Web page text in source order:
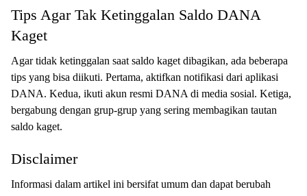
Tips Agar Tak Ketinggalan Saldo DANA
Kaget
Agar tidak ketinggalan saat saldo kaget dibagikan, ada beberapa
tips yang bisa diikuti. Pertama, aktifkan notifikasi dari aplikasi
DANA. Kedua, ikuti akun resmi DANA di media sosial. Ketiga,
bergabung dengan grup-grup yang sering membagikan tautan
saldo kaget.
Disclaimer
Informasi dalam artikel ini bersifat umum dan dapat berubah